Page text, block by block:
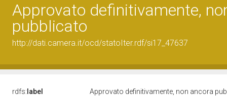
Approvato definitivamente,
pubblicato
http://dati.camera.it/ocd/statoIter.rdf/si17_47637
rdfs: label Approvato definitivamente, non ancora